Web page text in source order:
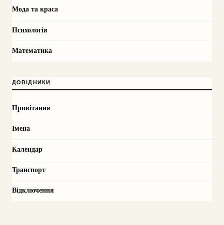
Мода та краса
Психологія
Математика
ДОВІДНИКИ
Привітання
Імена
Календар
Транспорт
Відключення